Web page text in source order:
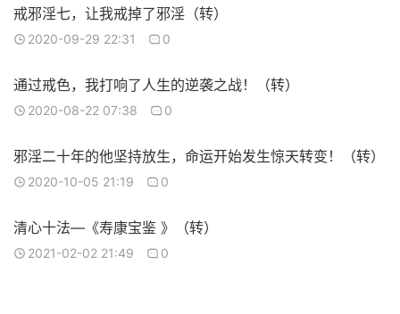
戒邪淫七，让我戒掉了邪淫（转）
2020-09-29 22:31 0
通过戒色，我打响了人生的逆袭之战！（转）
2020-08-22 07:38 0
邪淫二十年​的他坚持放生，命运开始发生惊天转变！（转）
2020-10-05 21:19 0
清心十法—《寿康宝鉴 》（转）
2021-02-02 21:49 0